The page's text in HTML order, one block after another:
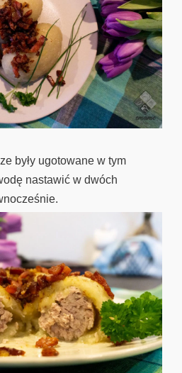
były ugotowane w tym
nastawić w dwóch